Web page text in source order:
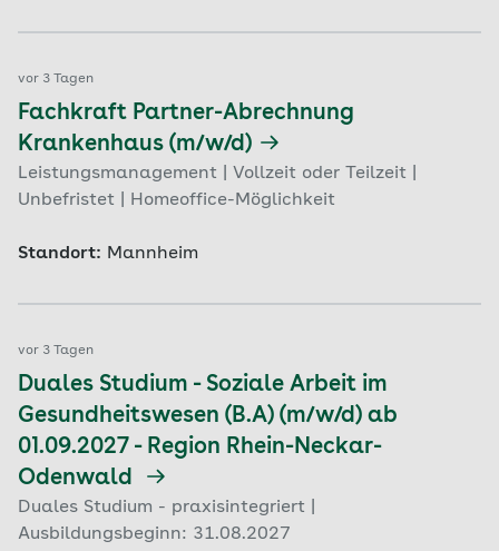
vor 3 Tagen
Fachkraft Partner-Abrechnung
Krankenhaus (m/w/d)
Leistungsmanagement | Vollzeit oder Teilzeit |
Unbefristet | Homeoffice-Möglichkeit
Standort: Mannheim
vor 3 Tagen
Duales Studium - Soziale Arbeit im
Gesundheitswesen (B.A) (m/w/d) ab
01.09.2027 - Region Rhein-Neckar-
Odenwald
Duales Studium - praxisintegriert |
Ausbildungsbeginn: 31.08.2027